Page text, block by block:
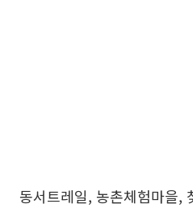
동서트레일, 농촌체험마을,